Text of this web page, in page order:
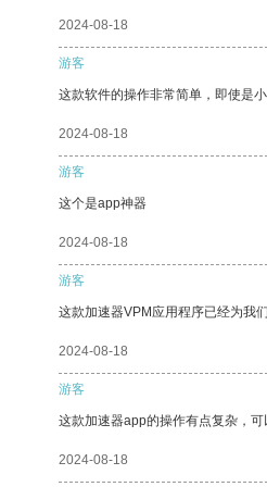
2024-08-18
游客
这款软件的操作非常简单，即使是小
2024-08-18
游客
这个是app神器
2024-08-18
游客
这款加速器VPM应用程序已经为我
2024-08-18
游客
这款加速器app的操作有点复杂，
2024-08-18